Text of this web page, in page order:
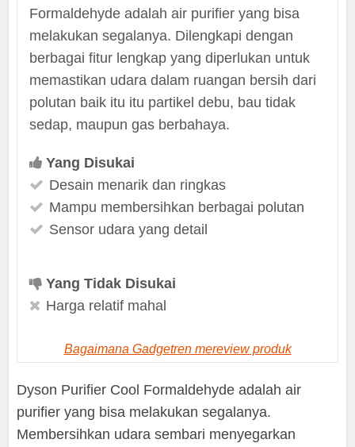
Formaldehyde adalah air purifier yang bisa
melakukan segalanya. Dilengkapi dengan
berbagai fitur lengkap yang diperlukan untuk
memastikan udara dalam ruangan bersih dari
polutan baik itu itu partikel debu, bau tidak
sedap, maupun gas berbahaya.
Yang Disukai
Desain menarik dan ringkas
Mampu membersihkan berbagai polutan
Sensor udara yang detail
Yang Tidak Disukai
Harga relatif mahal
Bagaimana Gadgetren mereview produk
Dyson Purifier Cool Formaldehyde adalah air
purifier yang bisa melakukan segalanya.
Membersihkan udara sembari menyegarkan